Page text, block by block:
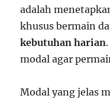
adalah
khusus bermain
kebutuhan harian
modal agar
Modal yang jelas